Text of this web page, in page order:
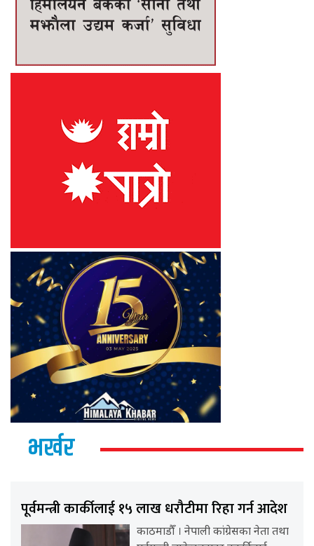
भर्खर
पूर्वमन्त्री कार्कीलाई १५ लाख धरौटीमा रिहा गर्न आदेश
काठमाडौँ । नेपाली कांग्रेसका नेता तथा